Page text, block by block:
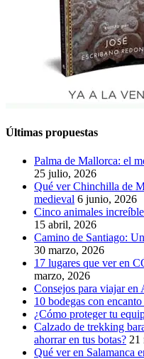
Últimas propuestas
Palma de Mallorca: el
25 julio, 2026
Qué ver Chinchilla de
medieval 6 junio, 2026
Cinco animales
15 abril, 2026
Camino de Santiago:
30 marzo, 2026
17 lugares que ver en
marzo, 2026
Consejos para viajar en
10 bodegas con
¿Cómo proteger tu
Calzado de trekking
ahorrar en tus botas? 21
Qué ver en Salamanca